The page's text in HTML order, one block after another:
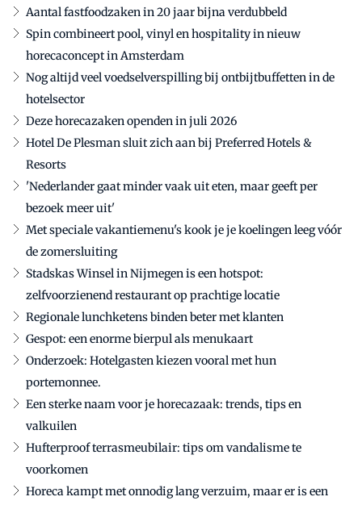
Aantal fastfoodzaken in 20 jaar bijna verdubbeld
Spin combineert pool, vinyl en hospitality in nieuw
horecaconcept in Amsterdam
Nog altijd veel voedselverspilling bij ontbijtbuffetten in de
hotelsector
Deze horecazaken openden in juli 2026
Hotel De Plesman sluit zich aan bij Preferred Hotels &
Resorts
'Nederlander gaat minder vaak uit eten, maar geeft per
bezoek meer uit'
Met speciale vakantiemenu's kook je je koelingen leeg vóór
de zomersluiting
Stadskas Winsel in Nijmegen is een hotspot:
zelfvoorzienend restaurant op prachtige locatie
Regionale lunchketens binden beter met klanten
Gespot: een enorme bierpul als menukaart
Onderzoek: Hotelgasten kiezen vooral met hun
portemonnee.
Een sterke naam voor je horecazaak: trends, tips en
valkuilen
Hufterproof terrasmeubilair: tips om vandalisme te
voorkomen
Horeca kampt met onnodig lang verzuim, maar er is een